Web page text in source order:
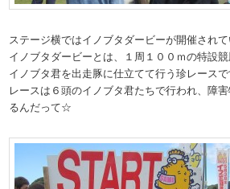
ステージ横ではイノブタダービーが開催され
イノブタダービーとは、１周１００ｍの特設
イノブタ君を出走豚に仕立てて行う珍レースで
レースは６頭のイノブタ君たちで行われ、障
るんだって☆